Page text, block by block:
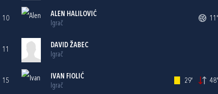
10
ALEN HALILOVIĆ
Igrač
11'
11
DAVID ŽABEC
Igrač
15
IVAN FIOLIĆ
Igrač
29' 48'